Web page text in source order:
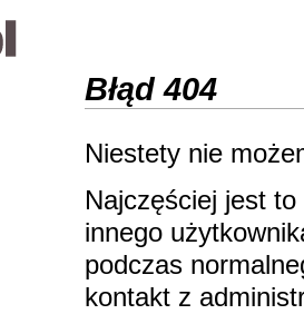
Błąd 404
Niestety nie
Najczęściej jest
innego
podczas
kontakt z